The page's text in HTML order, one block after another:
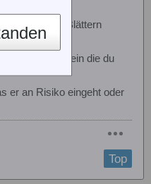
Fliegen bei Blättern
im CFK sein die du
er an Risiko eingeht oder
Top